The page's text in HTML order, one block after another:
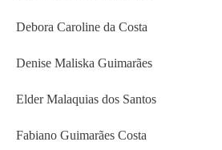
Debora Caroline da Costa
Denise Maliska Guimarães
Elder Malaquias dos Santos
Fabiano Guimarães Costa